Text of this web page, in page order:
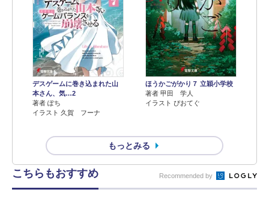
デスゲームに巻き込まれた山
本さん、気…2
著者 ぽち
イラスト 久賀 フーナ
ほうかごがかり７ 立穎小学校
著者 甲田 学人
イラスト ぴおてぐ
もっとみる
こちらもおすすめ Recommended by